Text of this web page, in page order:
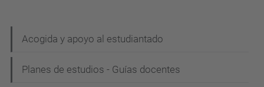
a
v
Acogida y apoyo al estudiantado
Planes de estudios - Guías docentes